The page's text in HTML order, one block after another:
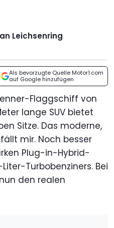
Leichsenring
Als bevorzugte Quelle Motor1.com
auf Google hinzufügen
Flaggschiff von
lange SUV bietet
Sitze. Das moderne,
mir. Noch besser
Plug-in-Hybrid-
Turbobenziners. Bei
den realen